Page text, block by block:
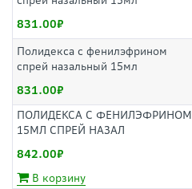
831.00
Полидекса с фенилэфрином
спрей назальный 15мл
831.00
ПОЛИДЕКСА С ФЕНИЛЭФРИНОМ
15МЛ СПРЕЙ НАЗАЛ
842.00
В корзину